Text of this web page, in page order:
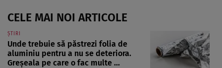
CELE MAI NOI ARTICOLE
ȘTIRI
Unde trebuie să păstrezi folia de
aluminiu pentru a nu se deteriora.
Greșeala pe care o fac multe ...